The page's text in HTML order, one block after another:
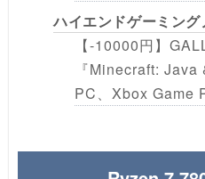
ハイエンドゲーミング
【-10000円】
『Minecraft:
PC、Xbox Game